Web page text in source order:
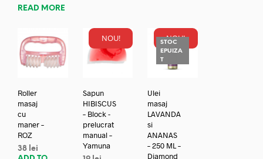
READ MORE
Roller
masaj
cu
maner –
ROZ
38 lei
NOU!
Sapun
HIBISCUS
– Block -
prelucrat
manual –
Yamuna
NOU!
STOC
EPUIZA
T
Ulei
masaj
LAVANDA
si
ANANAS
– 250 ML –
Diamond